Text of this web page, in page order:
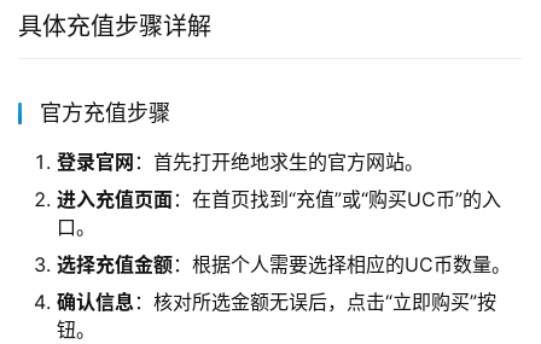
具体充值步骤详解
官方充值步骤
登录官网 ：首先打开绝地求生的官方网站。
进入充值页面：在首页找到“充值”或“购买UC币”的入
口。
选择充值金额：根据个人需要选择相应的UC币数量。
确认信息：核对所选金额无误后，点击“立即购买”按
钮。